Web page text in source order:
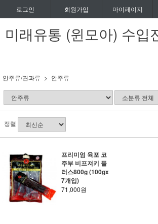
로그인 회원가입 마이페이지
미래유통 (윈모아) 수입
안주류/견과류 안주류
정렬
프리미엄 육포 코
주부 비프져키 플
러스800g (100gx
7개입)
71,000원